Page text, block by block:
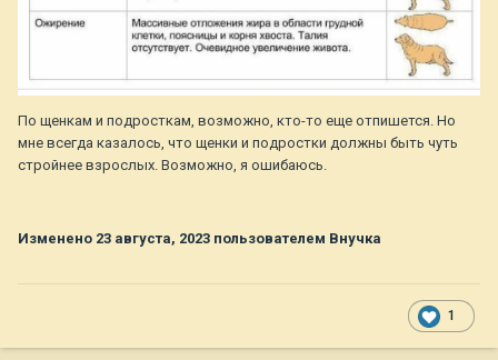
По щенкам и подросткам, возможно, кто-то еще отпишется. Но
мне всегда казалось, что щенки и подростки должны быть чуть
стройнее взрослых. Возможно, я ошибаюсь.
Изменено 23 августа, 2023 пользователем Внучка
1